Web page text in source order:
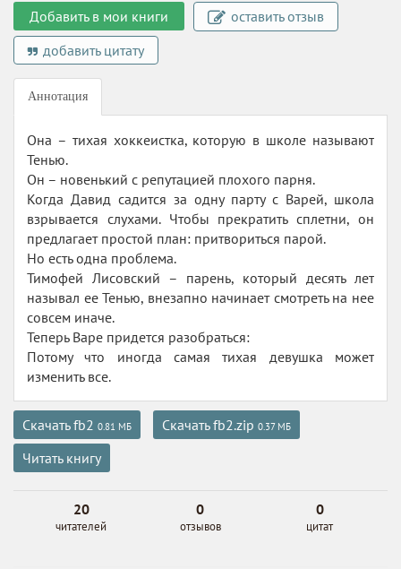
Добавить в мои книги
оставить отзыв
добавить цитату
Аннотация
Она – тихая хоккеистка, которую в школе называют
Тенью.
Он – новенький с репутацией плохого парня.
Когда Давид садится за одну парту с Варей, школа
взрывается слухами. Чтобы прекратить сплетни, он
предлагает простой план: притвориться парой.
Но есть одна проблема.
Тимофей Лисовский – парень, который десять лет
называл ее Тенью, внезапно начинает смотреть на нее
совсем иначе.
Теперь Варе придется разобраться:
Потому что иногда самая тихая девушка может
изменить все.
Скачать fb2 0.81 МБ Скачать fb2.zip 0.37 МБ
Читать книгу
20
читателей
0
отзывов
0
цитат